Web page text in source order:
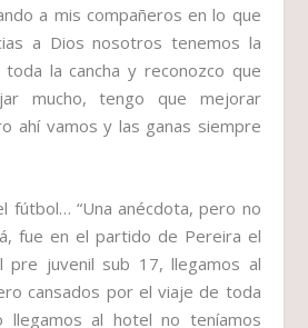
a mis compañeros en lo que
a Dios nosotros tenemos la
la cancha y reconozco que
mucho, tengo que mejorar
ahí vamos y las ganas siempre
fútbol… “Una anécdota, pero no
fue en el partido de Pereira el
pre juvenil sub 17, llegamos al
cansados por el viaje de toda
llegamos al hotel no teníamos